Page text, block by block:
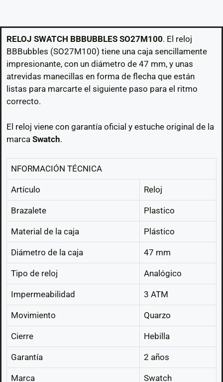
RELOJ SWATCH BBBUBBLES SO27M100. El reloj
BBBubbles (SO27M100) tiene una caja sencillamente
impresionante, con un diámetro de 47 mm, y unas
atrevidas manecillas en forma de flecha que están
listas para marcarte el siguiente paso para el ritmo
correcto.
El reloj viene con garantía oficial y estuche original de la
marca Swatch.
NFORMACIÓN TÉCNICA
Artículo Reloj
Brazalete Plastico
Material de la caja Plástico
Diámetro de la caja 47 mm
Tipo de reloj Analógico
Impermeabilidad 3 ATM
Movimiento Quarzo
Cierre Hebilla
Garantía 2 años
Marca Swatch